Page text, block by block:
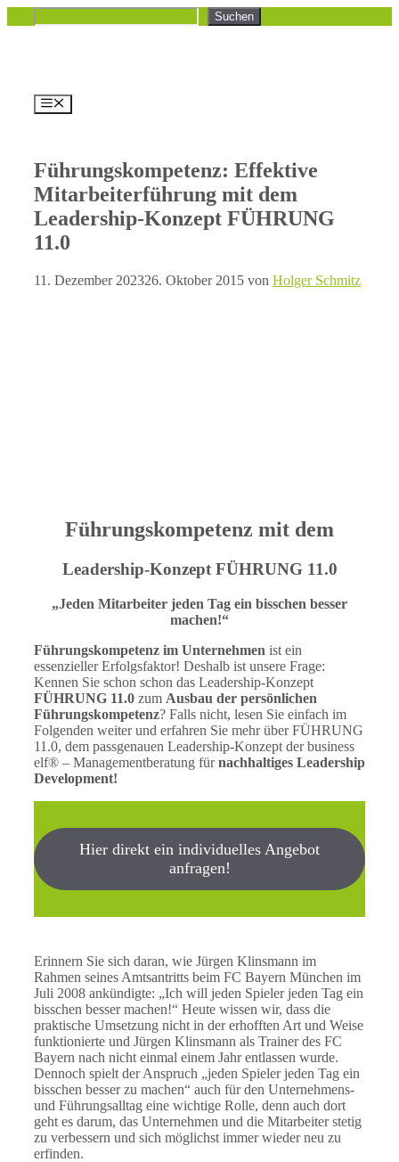
Inhalt
Suchen Suchen
Menü
Führungskompetenz: Effektive
Mitarbeiterführung mit dem
Leadership-Konzept FÜHRUNG
11.0
11. Dezember 202326. Oktober 2015 von Holger Schmitz
Führungskompetenz mit dem
Leadership-Konzept FÜHRUNG 11.0
„Jeden Mitarbeiter jeden Tag ein bisschen besser
machen!“
Führungskompetenz im Unternehmen ist ein
essenzieller Erfolgsfaktor! Deshalb ist unsere Frage:
Kennen Sie schon schon das Leadership-Konzept
FÜHRUNG 11.0 zum Ausbau der persönlichen
Führungskompetenz? Falls nicht, lesen Sie einfach im
Folgenden weiter und erfahren Sie mehr über FÜHRUNG
11.0, dem passgenauen Leadership-Konzept der business
elf® – Managementberatung fürnachhaltiges Leadership
Development!
Hier direkt ein individuelles Angebot
anfragen!
Erinnern Sie sich daran, wie Jürgen Klinsmann im
Rahmen seines Amtsantritts beim FC Bayern München im
Juli 2008 ankündigte: „Ich will jeden Spieler jeden Tag ein
bisschen besser machen!“ Heute wissen wir, dass die
praktische Umsetzung nicht in der erhofften Art und Weise
funktionierte und Jürgen Klinsmann als Trainer des FC
Bayern nach nicht einmal einem Jahr entlassen wurde.
Dennoch spielt der Anspruch „jeden Spieler jeden Tag ein
bisschen besser zu machen“ auch für den Unternehmens-
und Führungsalltag eine wichtige Rolle, denn auch dort
geht es darum, das Unternehmen und die Mitarbeiter stetig
zu verbessern und sich möglichst immer wieder neu zu
erfinden.